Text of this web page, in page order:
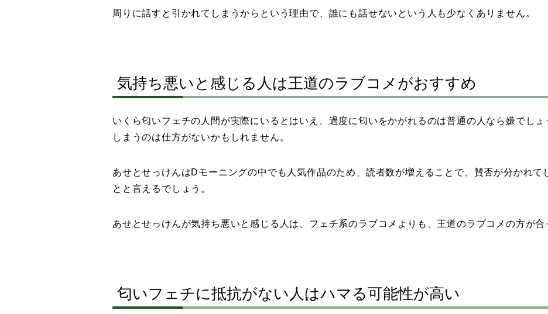
周りに話すと引かれてしまうからという理由で、誰にも話せないという人も少なくありません。
気持ち悪いと感じる人は王道のラブコメがおすすめ
いくら匂いフェチの人間が実際にいるとはいえ、過度に匂いをかがれるのは普通の人なら嫌でし
しまうのは仕方がないかもしれません。
あせとせっけんはDモーニングの中でも人気作品のため、読者数が増えることで、賛否が分かれて
とと言えるでしょう。
あせとせっけんが気持ち悪いと感じる人は、フェチ系のラブコメよりも、王道のラブコメの方が合
匂いフェチに抵抗がない人はハマる可能性が高い